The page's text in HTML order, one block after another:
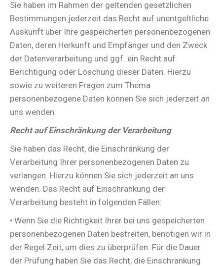
Sie haben im Rahmen der geltenden gesetzlichen
Bestimmungen jederzeit das Recht auf unentgeltliche
Auskunft über Ihre gespeicherten personenbezogenen
Daten, deren Herkunft und Empfänger und den Zweck
der Datenverarbeitung und ggf. ein Recht auf
Berichtigung oder Löschung dieser Daten. Hierzu
sowie zu weiteren Fragen zum Thema
personenbezogene Daten können Sie sich jederzeit an
uns wenden.
Recht auf Einschränkung der Verarbeitung
Sie haben das Recht, die Einschränkung der
Verarbeitung Ihrer personenbezogenen Daten zu
verlangen. Hierzu können Sie sich jederzeit an uns
wenden. Das Recht auf Einschränkung der
Verarbeitung besteht in folgenden Fällen:
• Wenn Sie die Richtigkeit Ihrer bei uns gespeicherten
personenbezogenen Daten bestreiten, benötigen wir in
der Regel Zeit, um dies zu überprüfen. Für die Dauer
der Prüfung haben Sie das Recht, die Einschränkung